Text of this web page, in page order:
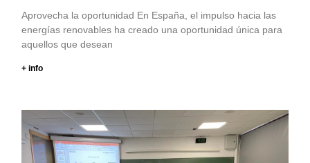
Aprovecha la oportunidad En España, el impulso hacia las
energías renovables ha creado una oportunidad única para
aquellos que desean
+ info